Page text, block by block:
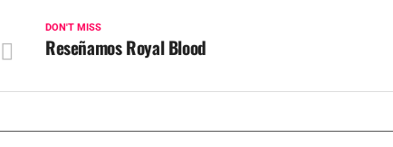
DON'T MISS
Reseñamos Royal Blood